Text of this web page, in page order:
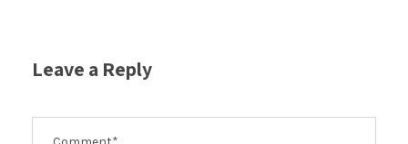
Leave a Reply